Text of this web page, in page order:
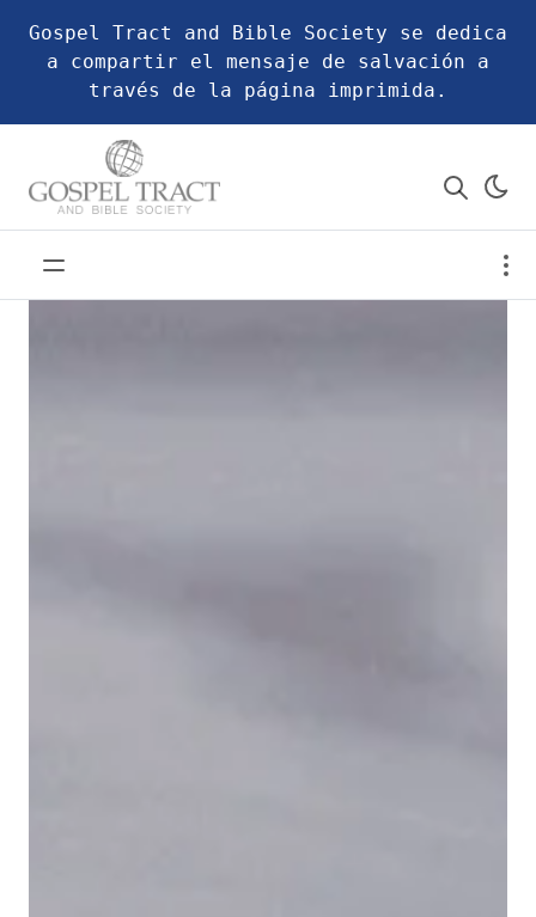
Gospel Tract and Bible Society se dedica
a compartir el mensaje de salvación a
través de la página imprimida.